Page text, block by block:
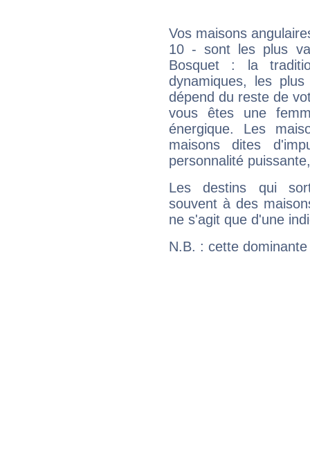
Vos maisons
10 - sont les plus
Bosquet : la
dynamiques, les
dépend du reste de
vous êtes une
énergique. Les
maisons dites
personnalité
Les destins qui
souvent à des
ne s'agit que d'une
N.B. : cette